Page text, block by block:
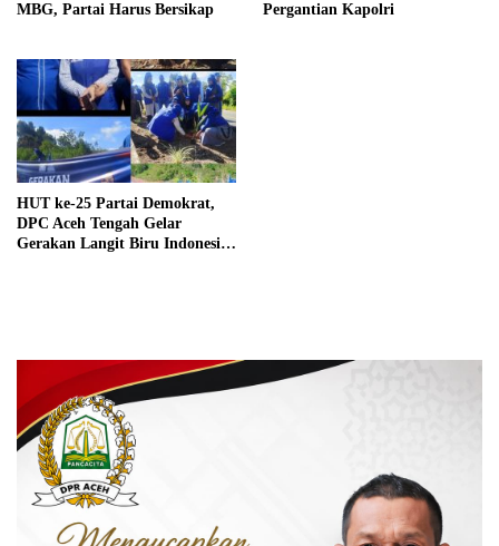
MBG, Partai Harus Bersikap
Pergantian Kapolri
HUT ke-25 Partai Demokrat,
DPC Aceh Tengah Gelar
Gerakan Langit Biru Indonesia